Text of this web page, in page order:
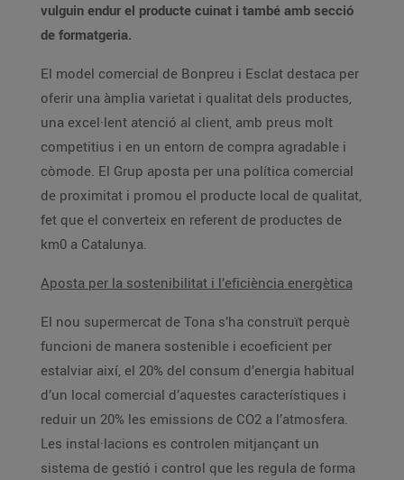
vulguin endur el producte cuinat i també amb secció
de formatgeria.
El model comercial de Bonpreu i Esclat destaca per
oferir una àmplia varietat i qualitat dels productes,
una excel·lent atenció al client, amb preus molt
competitius i en un entorn de compra agradable i
còmode. El Grup aposta per una política comercial
de proximitat i promou el producte local de qualitat,
fet que el converteix en referent de productes de
km0 a Catalunya.
Aposta per la sostenibilitat i l’eficiència energètica
El nou supermercat de Tona s’ha construït perquè
funcioni de manera sostenible i ecoeficient per
estalviar així, el 20% del consum d’energia habitual
d’un local comercial d’aquestes característiques i
reduir un 20% les emissions de CO2 a l’atmosfera.
Les instal·lacions es controlen mitjançant un
sistema de gestió i control que les regula de forma